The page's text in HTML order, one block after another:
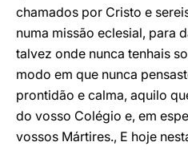
chamados por Cristo e
numa missão eclesial, para
talvez onde nunca tenhais
modo em que nunca
prontidão e calma, aquilo
do vosso Colégio e, em
vossos Mártires., E hoje